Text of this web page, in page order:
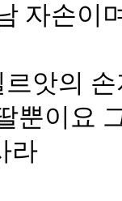
자손이
앗의
뿐이요
라